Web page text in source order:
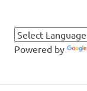
Powered by